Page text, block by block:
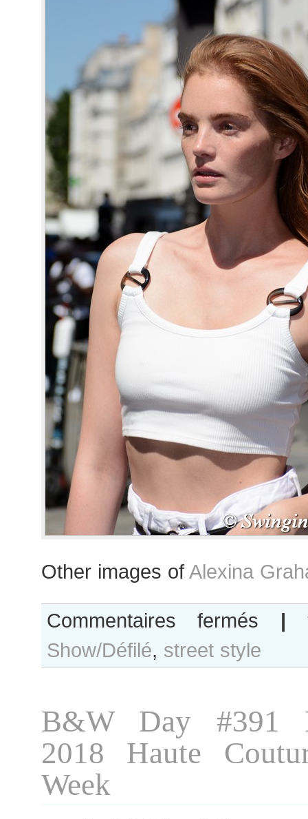
Other images of Alexina
Commentaires fermés Alexina
Graham
after
Gaultier
show
|
Show/Défilé, street style
B&W Day #391
2018 Haute
Week